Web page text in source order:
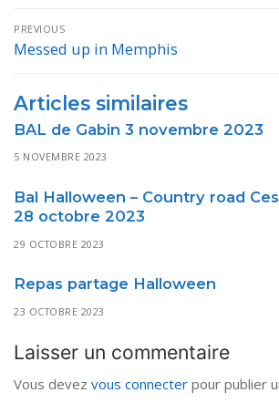
Navigation
de
PREVIOUS
Previous
Messed up in Memphis
Articles similaires
BAL de Gabin 3 novembre 2023
5 NOVEMBRE 2023
Bal Halloween – Country road
28 octobre 2023
29 OCTOBRE 2023
Repas partage Halloween
23 OCTOBRE 2023
Laisser un commentaire
Vous devez vous connecter pour publier